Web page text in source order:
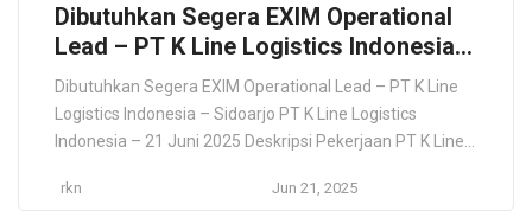
Dibutuhkan Segera EXIM Operational
Lead – PT K Line Logistics Indonesia –
Sidoarjo
Dibutuhkan Segera EXIM Operational Lead – PT K Line
Logistics Indonesia – Sidoarjo PT K Line Logistics
Indonesia – 21 Juni 2025 Deskripsi Pekerjaan PT K Line
posisi EXIM Operational Lead yang akan ditempatkan di
rkn Jun 21, 2025